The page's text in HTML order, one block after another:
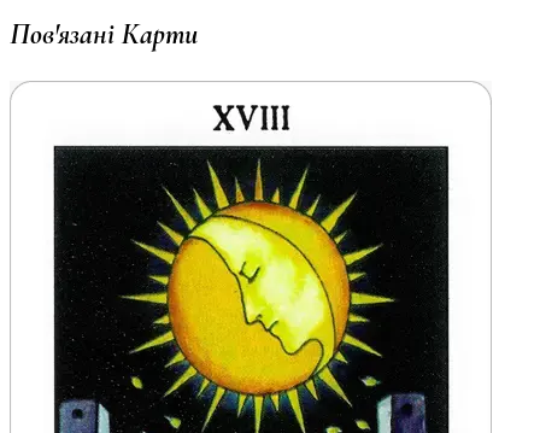
Пов'язані Карти